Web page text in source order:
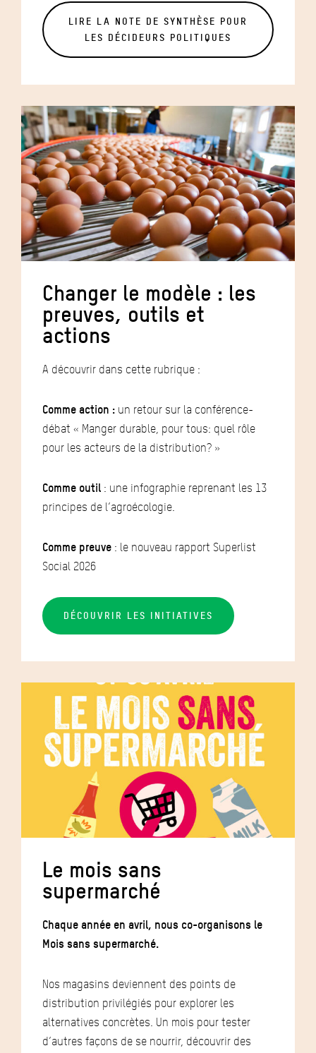
LIRE LA NOTE DE SYNTHÈSE POUR
LES DÉCIDEURS POLITIQUES
Changer le modèle : les
preuves, outils et
actions
A découvrir dans cette rubrique :
Comme action : un retour sur la conférence-
débat « Manger durable, pour tous: quel rôle
pour les acteurs de la distribution? »
Comme outil : une infographie reprenant les 13
principes de l’agroécologie.
Comme preuve : le nouveau rapport Superlist
Social 2026
DÉCOUVRIR LES INITIATIVES
Le mois sans
supermarché
Chaque année en avril, nous co-organisons le
Mois sans supermarché.
Nos magasins deviennent des points de
distribution privilégiés pour explorer les
alternatives concrètes. Un mois pour tester
d’autres façons de se nourrir, découvrir des